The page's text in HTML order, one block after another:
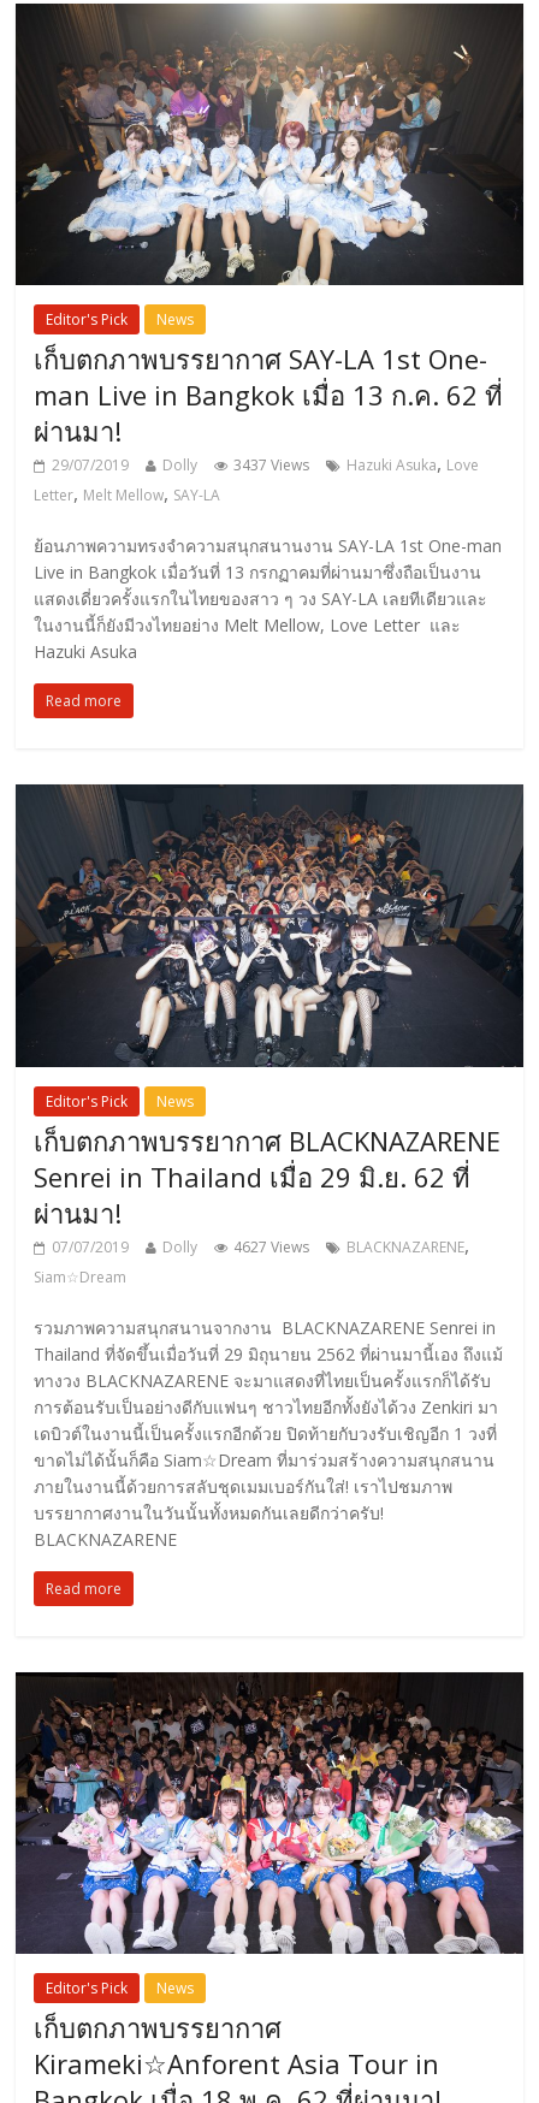
Editor's Pick News
เก็บตกภาพบรรยากาศ SAY-LA 1st One-
man Live in Bangkok เมื่อ 13 ก.ค. 62 ที่
ผ่านมา!
29/07/2019 Dolly 3437 Views Hazuki Asuka, Love
Letter, Melt Mellow, SAY-LA
ย้อนภาพความทรงจำความสนุกสนานงาน SAY-LA 1st One-man
Live in Bangkok เมื่อวันที่ 13 กรกฏาคมที่ผ่านมาซึ่งถือเป็นงาน
แสดงเดี่ยวครั้งแรกในไทยของสาว ๆ วง SAY-LA เลยทีเดียวและ
ในงานนี้ก็ยังมีวงไทยอย่าง Melt Mellow, Love Letter และ
Hazuki Asuka
Read more
Editor's Pick News
เก็บตกภาพบรรยากาศ BLACKNAZARENE
Senrei in Thailand เมื่อ 29 มิ.ย. 62 ที่
ผ่านมา!
07/07/2019 Dolly 4627 Views BLACKNAZARENE,
Siam☆Dream
รวมภาพความสนุกสนานจากงาน BLACKNAZARENE Senrei in
Thailand ที่จัดขึ้นเมื่อวันที่ 29 มิถุนายน 2562 ที่ผ่านมานี้เอง ถึงแม้
ทางวง BLACKNAZARENE จะมาแสดงที่ไทยเป็นครั้งแรกก็ได้รับ
การต้อนรับเป็นอย่างดีกับแฟนๆ ชาวไทยอีกทั้งยังได้วง Zenkiri มา
เดบิวต์ในงานนี้เป็นครั้งแรกอีกด้วย ปิดท้ายกับวงรับเชิญอีก 1 วงที่
ขาดไม่ได้นั้นก็คือ Siam☆Dream ที่มาร่วมสร้างความสนุกสนาน
ภายในงานนี้ด้วยการสลับชุดเมมเบอร์กันใส่! เราไปชมภาพ
บรรยากาศงานในวันนั้นทั้งหมดกันเลยดีกว่าครับ!
BLACKNAZARENE
Read more
Editor's Pick News
เก็บตกภาพบรรยากาศ
Kirameki☆Anforent Asia Tour in